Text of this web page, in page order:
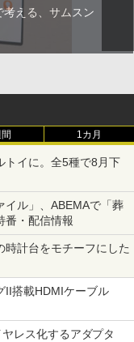
える、サムスン
1カ月
トイに。全5種で8月下
イル」、ABEMAで「葬
番・配信情報
時計台をモチーフにした
II搭載HDMIケーブル
レス化するアダプタ